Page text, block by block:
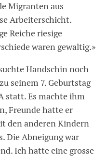
Migranten aus
Arbeiterschicht.
Reiche riesige
waren gewaltig.»
Handschin noch
seinem 7. Geburtstag
statt. Es machte ihm
Freunde hatte er
den anderen Kindern
Die Abneigung war
Ich hatte eine grosse